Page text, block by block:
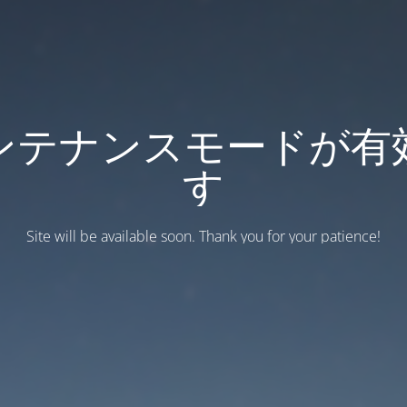
テナンスモードが有
す
Site will be available soon. Thank you for your patience!